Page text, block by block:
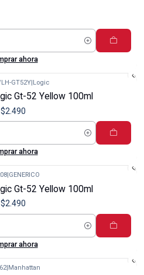
ahora
GT52Y|Logic
Gt-52 Yellow 100ml
$2.490
ahora
GENERICO
Gt-52 Yellow 100ml
$2.490
ahora
|Manhattan